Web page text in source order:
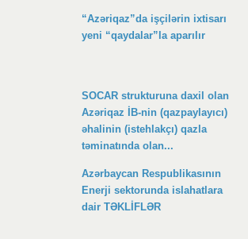
“Azəriqaz”da işçilərin ixtisarı
yeni “qaydalar”la aparılır
SOCAR strukturuna daxil olan
Azəriqaz İB-nin (qazpaylayıcı)
əhalinin (istehlakçı) qazla
təminatında olan...
Azərbaycan Respublikasının
Enerji sektorunda islahatlara
dair TƏKLİFLƏR